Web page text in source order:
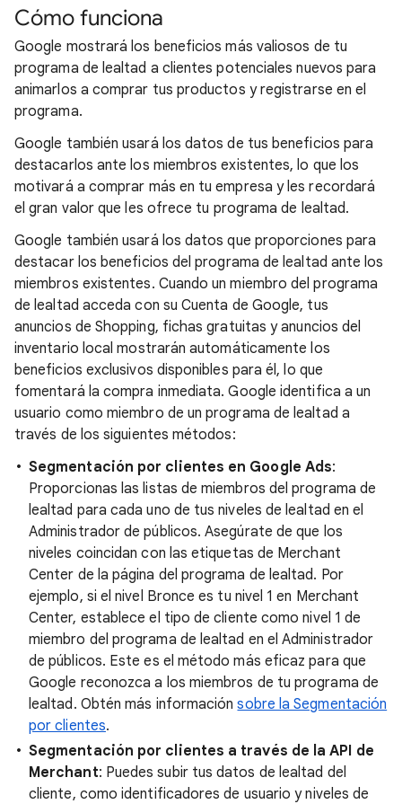
Cómo funciona
Google mostrará los beneficios más valiosos de tu
programa de lealtad a clientes potenciales nuevos para
animarlos a comprar tus productos y registrarse en el
programa.
Google también usará los datos de tus beneficios para
destacarlos ante los miembros existentes, lo que los
motivará a comprar más en tu empresa y les recordará
el gran valor que les ofrece tu programa de lealtad.
Google también usará los datos que proporciones para
destacar los beneficios del programa de lealtad ante los
miembros existentes. Cuando un miembro del programa
de lealtad acceda con su Cuenta de Google, tus
anuncios de Shopping, fichas gratuitas y anuncios del
inventario local mostrarán automáticamente los
beneficios exclusivos disponibles para él, lo que
fomentará la compra inmediata. Google identifica a un
usuario como miembro de un programa de lealtad a
través de los siguientes métodos:
Segmentación por clientes en Google Ads:
Proporcionas las listas de miembros del programa de
lealtad para cada uno de tus niveles de lealtad en el
Administrador de públicos. Asegúrate de que los
niveles coincidan con las etiquetas de Merchant
Center de la página del programa de lealtad. Por
ejemplo, si el nivel Bronce es tu nivel 1 en Merchant
Center, establece el tipo de cliente como nivel 1 de
miembro del programa de lealtad en el Administrador
de públicos. Este es el método más eficaz para que
Google reconozca a los miembros de tu programa de
lealtad. Obtén más informaciónsobre la Segmentación
por clientes.
Segmentación por clientes a través de la API de
Merchant: Puedes subir tus datos de lealtad del
cliente, como identificadores de usuario y niveles de